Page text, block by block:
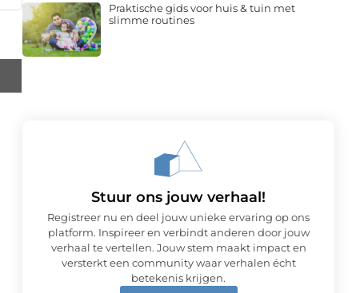
Praktische gids voor huis & tuin met
slimme routines
Stuur ons jouw verhaal!
Registreer nu en deel jouw unieke ervaring op ons
platform. Inspireer en verbindt anderen door jouw
verhaal te vertellen. Jouw stem maakt impact en
versterkt een community waar verhalen écht
betekenis krijgen.